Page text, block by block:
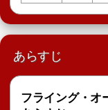
あらすじ
フライング・オ